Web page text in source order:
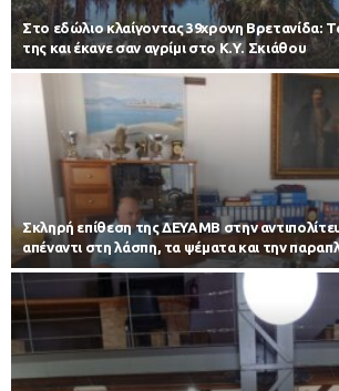
Στο εδώλιο κλαίγοντας 39χρονη Βρετανίδα:
της και έκανε σαν αγρίμι στο Κ.Υ. Σκιάθου
Σκληρή επίθεση της ΔΕΥΑΜΒ στην
απέναντι στη λάσπη, τα ψέματα και την